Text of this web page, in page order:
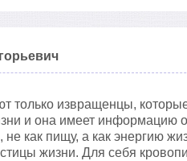
только извращенцы,
и она имеет информацию
не как пищу, а как энергию
жизни. Для себя